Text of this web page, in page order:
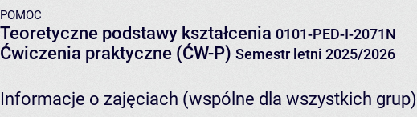
POMOC
Teoretyczne podstawy kształcenia 0101-PED-I-2071N
Ćwiczenia praktyczne (ĆW-P) Semestr letni 2025/2026
Informacje o zajęciach (wspólne dla wszystkich grup)